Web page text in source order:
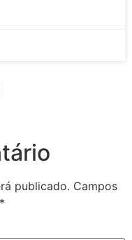
publicado. Campos
*